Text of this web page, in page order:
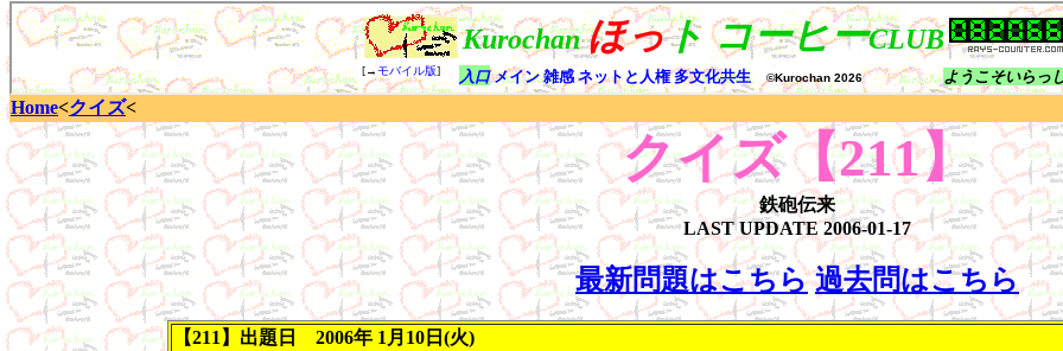
Home<クイズ<
クイズ【211】
鉄砲伝来
LAST UPDATE2006-01-17
最新問題はこちら 過去問はこちら
【211】出題日 2006年 1月10日(火)